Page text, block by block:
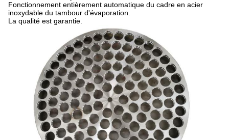
Fonctionnement entièrement automatique du cadre en acier
inoxydable du tambour d'évaporation.
La qualité est garantie.